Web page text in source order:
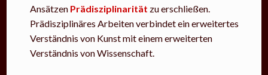
Ansätzen Prädisziplinarität zu erschließen.
Prädisziplinäres Arbeiten verbindet ein erweitertes
Verständnis von Kunst mit einem erweiterten
Verständnis von Wissenschaft.